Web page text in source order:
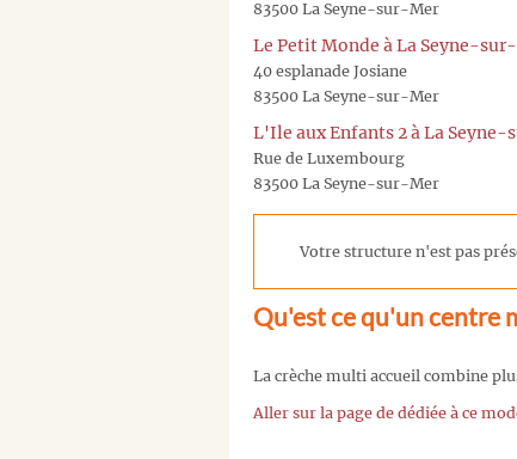
83500 La Seyne-sur-Mer
Le Petit Monde à La Seyne-
40 esplanade Josiane
83500 La Seyne-sur-Mer
L'Ile aux Enfants 2 à La
Rue de Luxembourg
83500 La Seyne-sur-Mer
Votre structure n'est pas
Qu'est ce qu'un centre
La crèche multi accueil combine
Aller sur la page de dédiée à ce